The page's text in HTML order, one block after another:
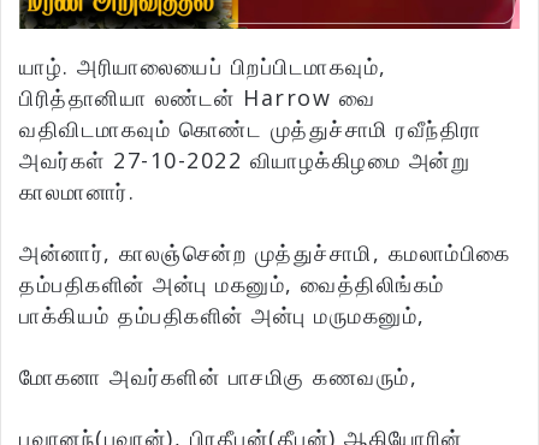
யாழ். அரியாலையைப் பிறப்பிடமாகவும்,
பிரித்தானியா லண்டன் Harrow வை
வதிவிடமாகவும் கொண்ட முத்துச்சாமி ரவீந்திரா
அவர்கள் 27-10-2022 வியாழக்கிழமை அன்று
காலமானார்.
அன்னார், காலஞ்சென்ற முத்துச்சாமி, கமலாம்பிகை
தம்பதிகளின் அன்பு மகனும், வைத்திலிங்கம்
பாக்கியம் தம்பதிகளின் அன்பு மருமகனும்,
மோகனா அவர்களின் பாசமிகு கணவரும்,
பவானந்(பவான்), பிரதீபன்(தீபன்) ஆகியோரின்